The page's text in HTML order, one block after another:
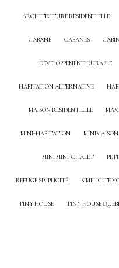
ARCHITECTURE RÉSIDENTIELLE
CABANE CABANES
DÉVELOPPEMENT DURABLE
HABITATION ALTERNATIVE
MAISON RÉSIDENTIELLE
MINI-HABITATION MINIMAISON
MINI MINI-CHALET
REFUGE SIMPLICITÉ SIMPLICITÉ
TINY HOUSE TINY HOUSE